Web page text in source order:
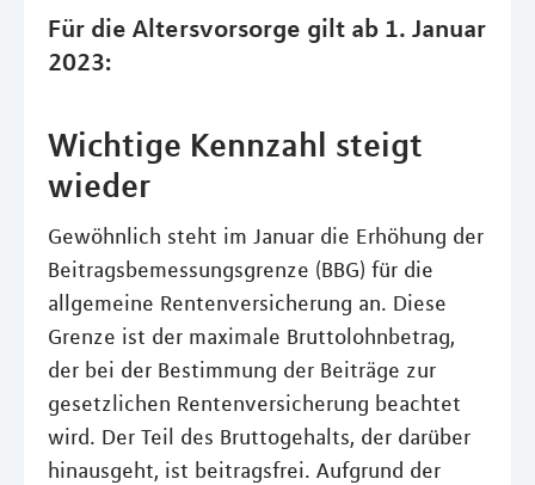
Für die Altersvorsorge gilt ab 1. Januar
2023:
Wichtige Kennzahl steigt
wieder
Gewöhnlich steht im Januar die Erhöhung der
Beitragsbemessungsgrenze (BBG) für die
allgemeine Rentenversicherung an. Diese
Grenze ist der maximale Bruttolohnbetrag,
der bei der Bestimmung der Beiträge zur
gesetzlichen Rentenversicherung beachtet
wird. Der Teil des Bruttogehalts, der darüber
hinausgeht, ist beitragsfrei. Aufgrund der